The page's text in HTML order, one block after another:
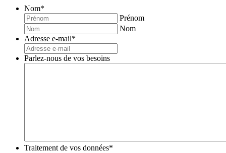
Nom*
Prénom
Nom
Adresse e-mail*
Parlez-nous de vos besoins
Traitement de vos données*